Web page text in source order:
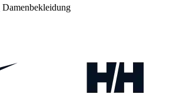
Damenbekleidung